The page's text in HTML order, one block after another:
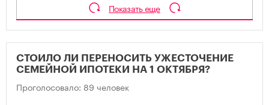
Показать еще
СТОИЛО ЛИ ПЕРЕНОСИТЬ УЖЕСТОЧЕНИЕ
СЕМЕЙНОЙ ИПОТЕКИ НА 1 ОКТЯБРЯ?
Проголосовало: 89 человек